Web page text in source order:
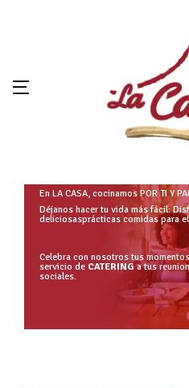
En LA CASA, cocinamos POR TI Y
Déjanos hacer tu vida más fácil:
deliciosasprácticas comidas para
Celebra con nosotros tus
servicio de CATERING a tus
sociales.